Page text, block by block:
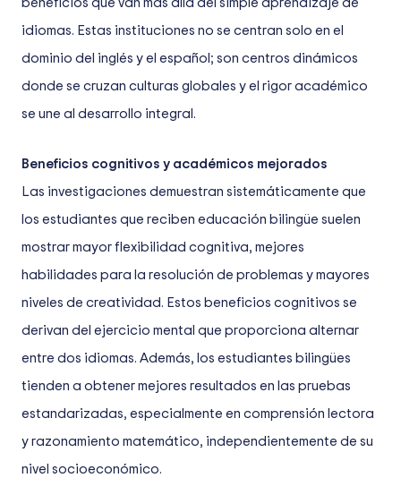
beneficios que van más allá del simple aprendizaje de
idiomas. Estas instituciones no se centran solo en el
dominio del inglés y el español; son centros dinámicos
donde se cruzan culturas globales y el rigor académico
se une al desarrollo integral.
Beneficios cognitivos y académicos mejorados
Las investigaciones demuestran sistemáticamente que
los estudiantes que reciben educación bilingüe suelen
mostrar mayor flexibilidad cognitiva, mejores
habilidades para la resolución de problemas y mayores
niveles de creatividad. Estos beneficios cognitivos se
derivan del ejercicio mental que proporciona alternar
entre dos idiomas. Además, los estudiantes bilingües
tienden a obtener mejores resultados en las pruebas
estandarizadas, especialmente en comprensión lectora
y razonamiento matemático, independientemente de su
nivel socioeconómico.